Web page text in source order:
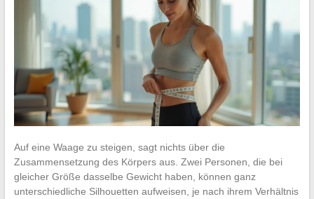
Auf eine Waage zu steigen, sagt nichts über die
Zusammensetzung des Körpers aus. Zwei Personen, die bei
gleicher Größe dasselbe Gewicht haben, können ganz
unterschiedliche Silhouetten aufweisen, je nach ihrem Verhältnis